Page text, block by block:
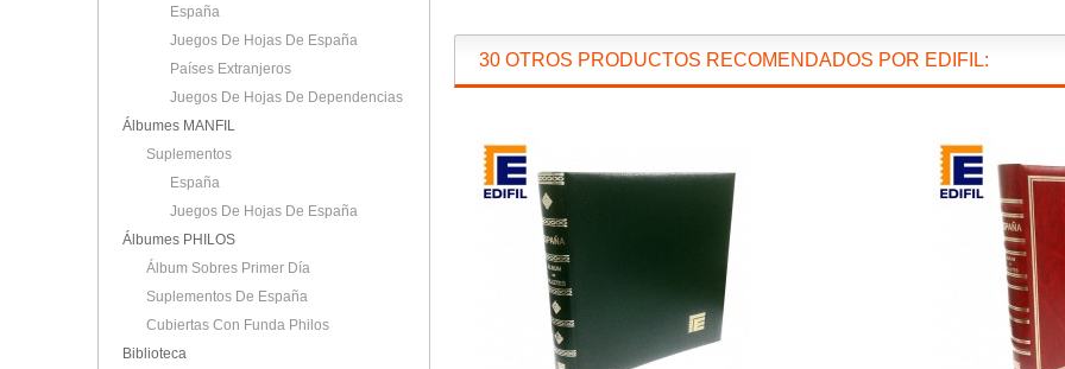
España
Juegos De Hojas De España
Países Extranjeros
Juegos De Hojas De Dependencias
Álbumes MANFIL
Suplementos
España
Juegos De Hojas De España
Álbumes PHILOS
Álbum Sobres Primer Día
Suplementos De España
Cubiertas Con Funda Philos
Biblioteca
30 OTROS PRODUCTOS RECOMENDADOS POR EDIFIL: